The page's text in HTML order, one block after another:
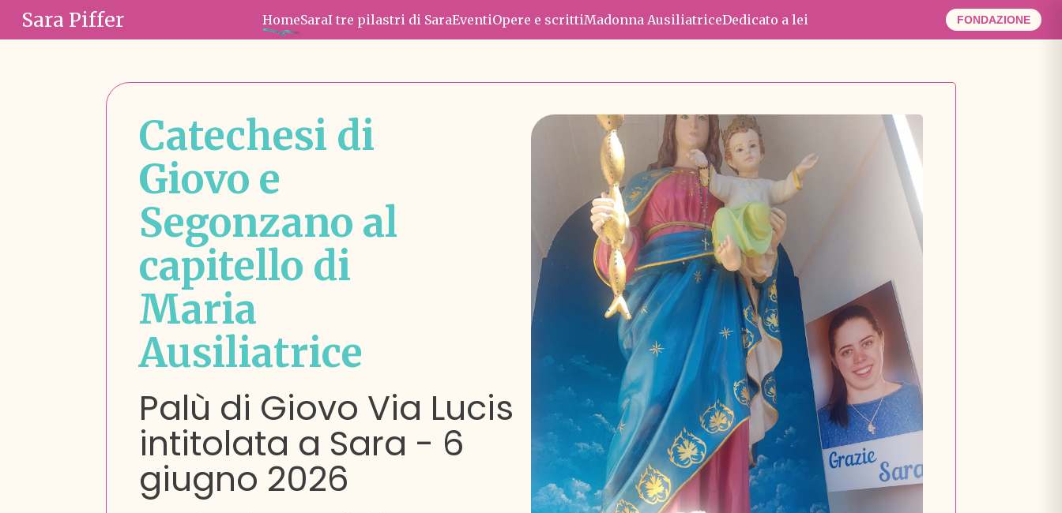
Sara Piffer HomeSaraI tre pilastri di SaraEventiOpere e scrittiMadonna AusiliatriceDedicato a lei FONDAZIONE
Catechesi di
Giovo e
Segonzano al
capitello di
Maria
Ausiliatrice
Palù di Giovo Via Lucis
intitolata a Sara - 6
giugno 2026